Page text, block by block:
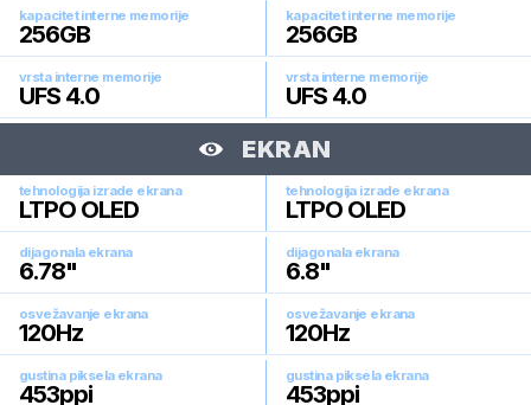
kapacitet interne memorije
256GB
kapacitet interne memorije
256GB
vrsta interne memorije
UFS 4.0
vrsta interne memorije
UFS 4.0
EKRAN
tehnologija izrade ekrana
LTPO OLED
tehnologija izrade ekrana
LTPO OLED
dijagonala ekrana
6.78"
dijagonala ekrana
6.8"
osvežavanje ekrana
120Hz
osvežavanje ekrana
120Hz
gustina piksela ekrana
453ppi
gustina piksela ekrana
453ppi